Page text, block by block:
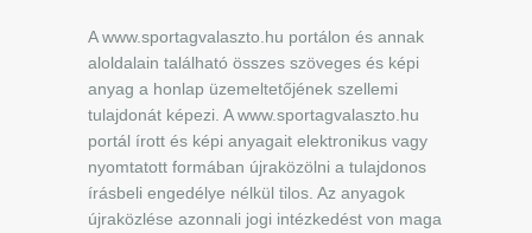
A www.sportagvalaszto.hu portálon és annak
aloldalain található összes szöveges és képi
anyag a honlap üzemeltetőjének szellemi
tulajdonát képezi. A www.sportagvalaszto.hu
portál írott és képi anyagait elektronikus vagy
nyomtatott formában újraközölni a tulajdonos
írásbeli engedélye nélkül tilos. Az anyagok
újraközlése azonnali jogi intézkedést von maga